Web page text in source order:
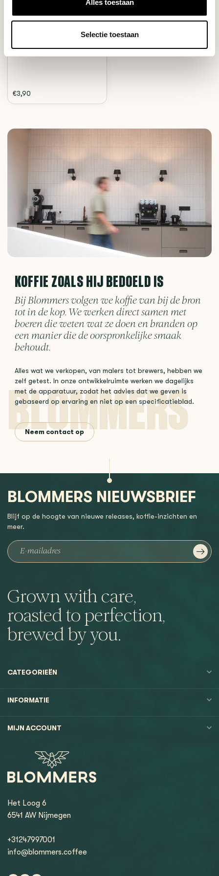
Alles toestaan
Selectie toestaan
Deliverytime
€3,90
KOFFIE ZOALS HIJ BEDOELD IS
Bij Blommers volgen we koffie van bij de bron
tot in de kop. We werken direct samen met
boeren die weten wat ze doen en branden op
een manier die de oorspronkelijke smaak
behoudt.
Alles wat we verkopen, van malers tot brewers, hebben we
zelf getest. In onze ontwikkelruimte werken we dagelijks
met de apparatuur, zodat het advies dat we geven is
gebaseerd op ervaring en niet op een specificatieblad.
Neem contact op
Grown with care,
roasted to perfection,
brewed by you.
BLOMMERS NIEUWSBRIEF
Blijf op de hoogte van nieuwe releases, koffie-inzichten en
meer.
CATEGORIEËN
INFORMATIE
MIJN ACCOUNT
Het Loog 6
6541 AW Nijmegen
+31247997001
info@blommers.coffee